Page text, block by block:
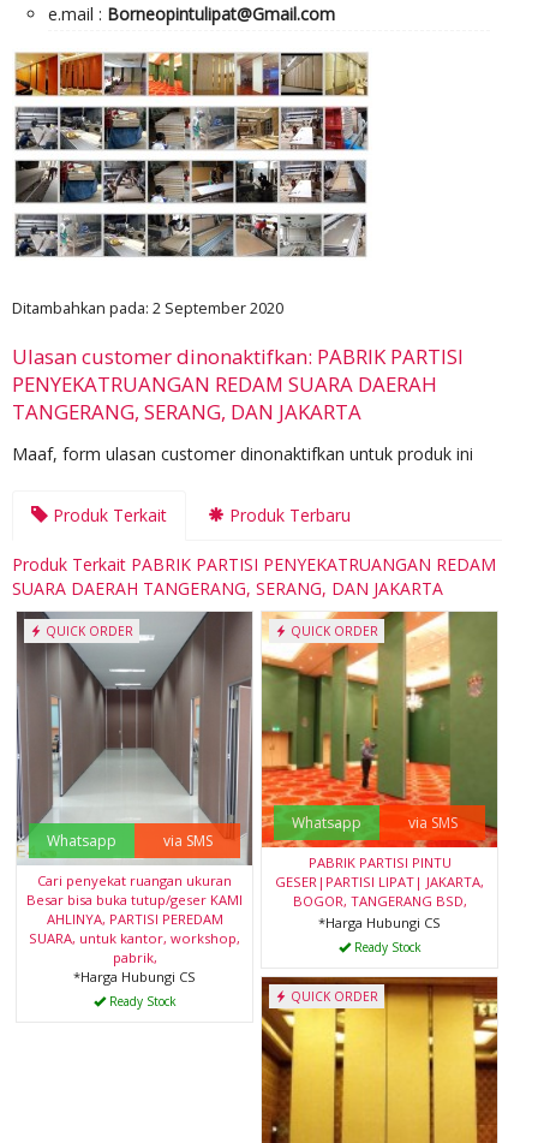
e.mail : Borneopintulipat@Gmail.com
Ditambahkan pada: 2 September 2020
Ulasan customer dinonaktifkan: PABRIK PARTISI
PENYEKATRUANGAN REDAM SUARA DAERAH
TANGERANG, SERANG, DAN JAKARTA
Maaf, form ulasan customer dinonaktifkan untuk produk ini
Produk Terkait Produk Terbaru
Produk Terkait PABRIK PARTISI PENYEKATRUANGAN REDAM
SUARA DAERAH TANGERANG, SERANG, DAN JAKARTA
QUICK ORDER
Whatsapp via SMS
Cari penyekat ruangan ukuran
Besar bisa buka tutup/geser KAMI
AHLINYA, PARTISI PEREDAM
SUARA, untuk kantor, workshop,
pabrik,
*Harga Hubungi CS
Ready Stock
QUICK ORDER
Whatsapp via SMS
PABRIK PARTISI PINTU
GESER|PARTISI LIPAT| JAKARTA,
BOGOR, TANGERANG BSD,
*Harga Hubungi CS
Ready Stock
QUICK ORDER